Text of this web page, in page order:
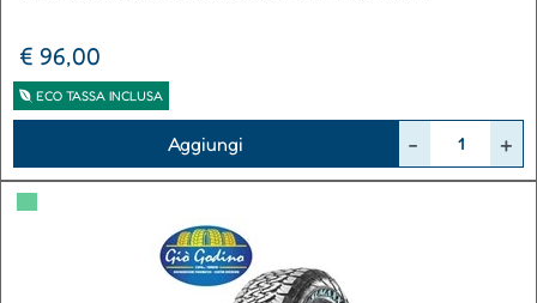
€ 96,00
ECO TASSA INCLUSA
Aggiungi
▀